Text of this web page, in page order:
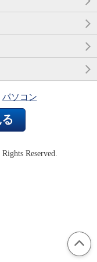
パソコン
Reserved.